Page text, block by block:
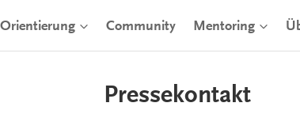
Orientierung Community Mentoring
Pressekontakt